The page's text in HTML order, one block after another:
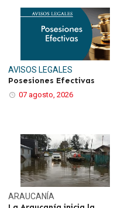
AVISOS LEGALES
Posesiones Efectivas
07 agosto, 2026
ARAUCANÍA